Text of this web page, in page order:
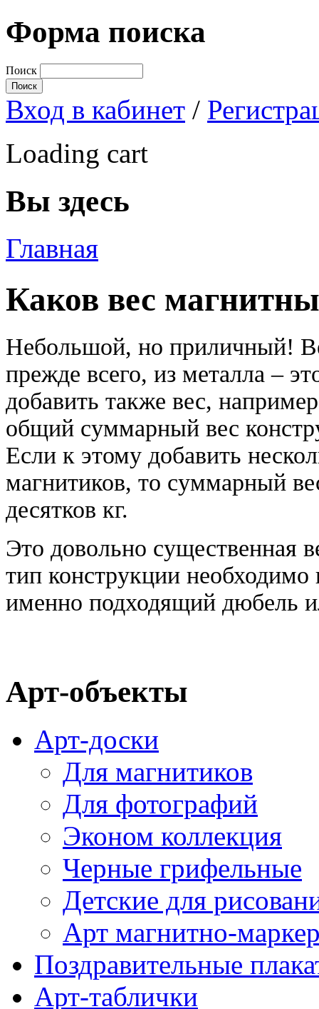
Форма поиска
Поиск
Вход в кабинет /
Loading cart
Вы здесь
Главная
Каков вес
Небольшой, но приличный!
прежде всего, из металла –
добавить также вес,
общий суммарный вес
Если к этому добавить
магнитиков, то суммарный
десятков кг.
Это довольно существенная
тип конструкции необходимо
именно подходящий дюбель
Арт-объекты
Арт-доски
Для магнитиков
Для фотографий
Эконом коллекция
Черные грифельные
Детские для
Арт магнитно-
Поздравительные
Арт-таблички